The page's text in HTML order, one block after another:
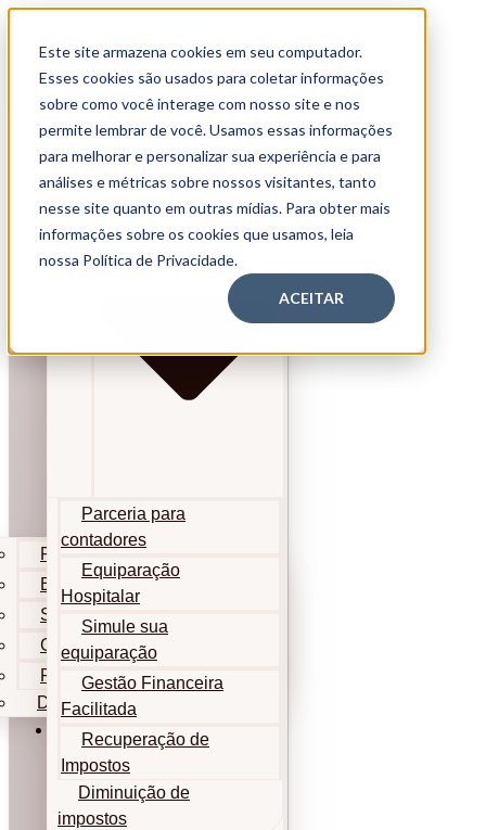
Este site armazena cookies em seu computador.
Esses cookies são usados para coletar informações
sobre como você interage com nosso site e nos
permite lembrar de você. Usamos essas informações
para melhorar e personalizar sua experiência e para
análises e métricas sobre nossos visitantes, tanto
nesse site quanto em outras mídias. Para obter mais
informações sobre os cookies que usamos, leia
nossa Política de Privacidade.
ACEITAR
Home
Quem somos
Soluções
Parceria para contadores
Equiparação Hospitalar
Simule sua equiparação
Gestão Financeira Facilitada
Recuperação de Impostos
Diminuição de impostos
Blog
Home
Soluções
Parceria para
contadores
Equiparação
Hospitalar
Simule sua
equiparação
Gestão Financeira
Facilitada
Recuperação de
Impostos
Diminuição de
impostos